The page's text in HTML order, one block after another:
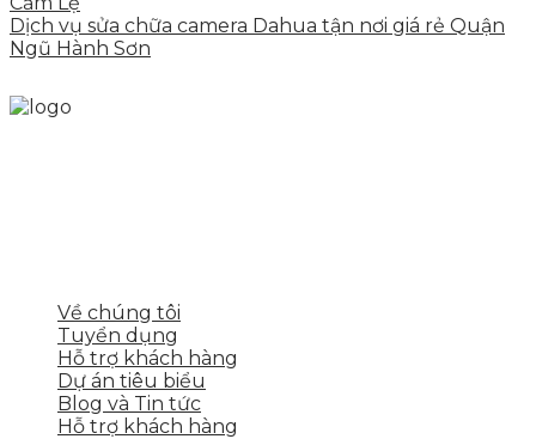
Dịch vụ sửa chữa camera Dahua tận nơi giá rẻ Quận
Ngũ Hành Sơn
Về chúng tôi
Tuyển dụng
Hỗ trợ khách hàng
Dự án tiêu biểu
Blog và Tin tức
Hỗ trợ khách hàng